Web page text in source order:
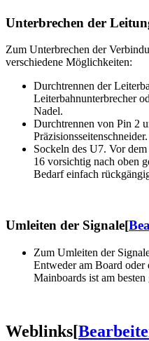
Unterbrechen der
Zum Unterbrechen der
verschiedene Möglichkeiten:
Durchtrennen der
Leiterbahnunterbrecher
Nadel.
Durchtrennen von Pin 2
Präzisionsseitenschneider.
Sockeln des U7. Vor
16 vorsichtig nach oben
Bedarf einfach
Umleiten der Signale[
Zum Umleiten der
Entweder am Board
Mainboards ist am besten
Weblinks[